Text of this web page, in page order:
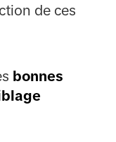
de ces
bonnes